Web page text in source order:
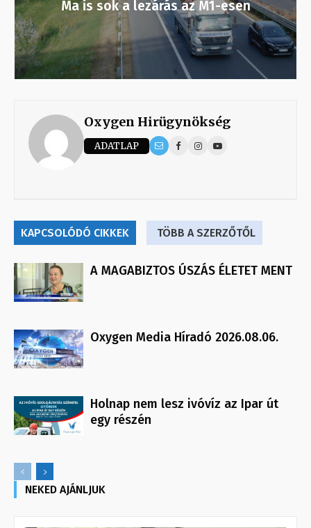
Ma is sok a lezárás az M1-esen
Oxygen Hirügynökség
ADATLAP
KAPCSOLÓDÓ CIKKEK TÖBB A SZERZŐTŐL
A MAGABIZTOS ÚSZÁS ÉLETET MENT
Oxygen Media Híradó 2026.08.06.
Holnap nem lesz ivóvíz az Ipar út
egy részén
NEKED AJÁNLJUK